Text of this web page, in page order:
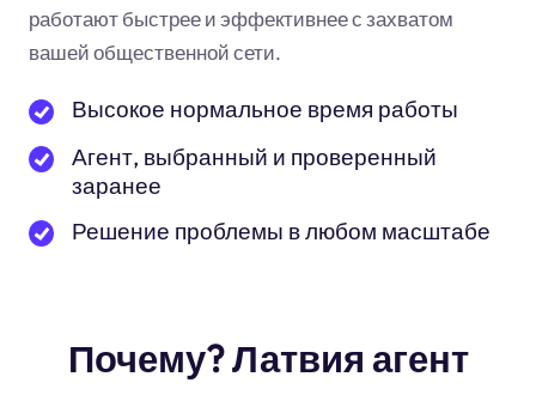
работают быстрее и эффективнее с захватом
вашей общественной сети.
Высокое нормальное время работы
Агент, выбранный и проверенный
заранее
Решение проблемы в любом масштабе
Почему? Латвия агент